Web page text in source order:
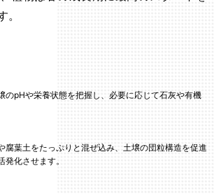
のpHや栄養状態を把握し、必要に応じて石灰や有機
腐葉土をたっぷりと混ぜ込み、土壌の団粒構造を促進
発化させます。